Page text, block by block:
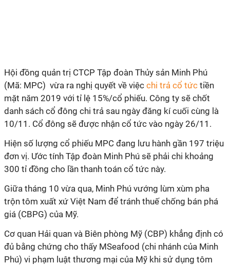
Hội đồng quản trị CTCP Tập đoàn Thủy sản Minh Phú
(Mã: MPC) vừa ra nghị quyết về việc chi trả cổ tức tiền
mặt năm 2019 với tỉ lệ 15%/cổ phiếu. Công ty sẽ chốt
danh sách cổ đông chi trả sau ngày đăng kí cuối cùng là
10/11. Cổ đông sẽ được nhận cổ tức vào ngày 26/11.
Hiện số lượng cổ phiếu MPC đang lưu hành gần 197 triệu
đơn vị. Ước tính Tập đoàn Minh Phú sẽ phải chi khoảng
300 tỉ đồng cho lần thanh toán cổ tức này.
Giữa tháng 10 vừa qua, Minh Phú vướng lùm xùm pha
trộn tôm xuất xứ Việt Nam để tránh thuế chống bán phá
giá (CBPG) của Mỹ.
Cơ quan Hải quan và Biên phòng Mỹ (CBP) khẳng định có
đủ bằng chứng cho thấy MSeafood (chi nhánh của Minh
Phú) vi phạm luật thương mại của Mỹ khi sử dụng tôm